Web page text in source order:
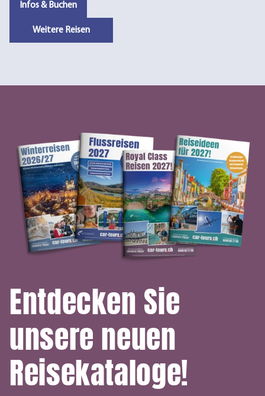
Infos & Buchen
Weitere Reisen
Entdecken Sie
unsere neuen
Reisekataloge!